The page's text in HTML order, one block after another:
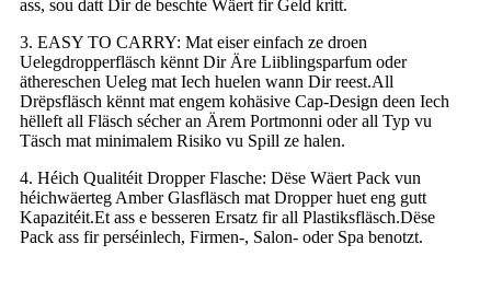
ass, sou datt Dir de beschte Wäert fir Geld kritt.
3. EASY TO CARRY: Mat eiser einfach ze droen
Uelegdropperfläsch kënnt Dir Äre Liiblingsparfum oder
äthereschen Ueleg mat Iech huelen wann Dir reest.All
Drëpsfläsch kënnt mat engem kohäsive Cap-Design deen Iech
hëlleft all Fläsch sécher an Ärem Portmonni oder all Typ vu
Täsch mat minimalem Risiko vu Spill ze halen.
4. Héich Qualitéit Dropper Flasche: Dëse Wäert Pack vun
héichwäerteg Amber Glasfläsch mat Dropper huet eng gutt
Kapazitéit.Et ass e besseren Ersatz fir all Plastiksfläsch.Dëse
Pack ass fir perséinlech, Firmen-, Salon- oder Spa benotzt.